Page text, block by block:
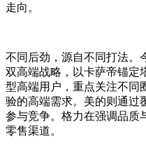
走向。
不同后劲，源自不同打法。
双高端战略，以卡萨帝锚定
型高端用户，重点关注不同
验的高端需求。美的则通过
参与竞争。格力在强调品质
零售渠道。